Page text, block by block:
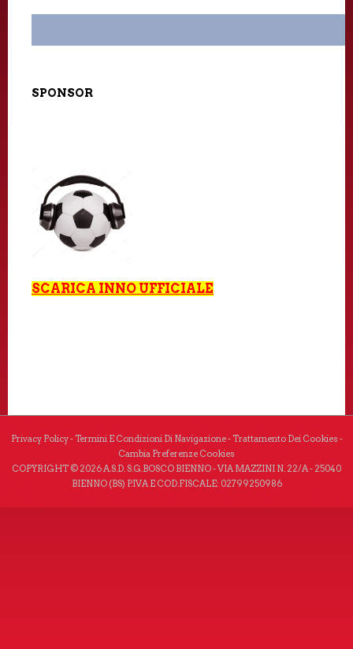
SPONSOR
SCARICA INNO UFFICIALE
Privacy Policy- Termini E Condizioni Di Navigazione- Trattamento Dei Cookies -
Cambia Preferenze Cookies
COPYRIGHT © 2026 A.S.D. S.G.BOSCO BIENNO - VIA MAZZINI N. 22/A - 25040
BIENNO (BS) P.IVA E COD.FISCALE: 02799250986